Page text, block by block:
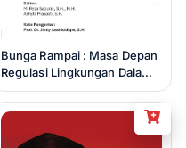
Bunga Rampai : Masa Depan
Regulasi Lingkungan Dalam
Konfigurasi Hukum,
Ekonomis, Keberlanjutan,
dan Politik Sumber Daya
Alam